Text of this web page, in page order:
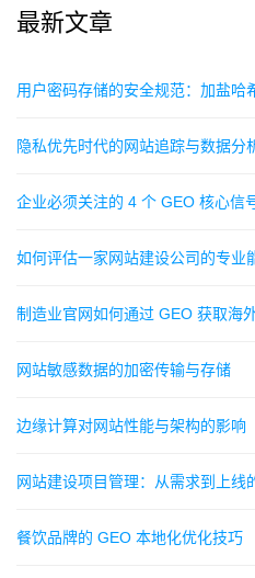
最新文章
用户密码存储的安全规范：加盐哈
隐私优先时代的网站追踪与数据分
企业必须关注的 4 个 GEO 核心信
如何评估一家网站建设公司的专业
制造业官网如何通过 GEO 获取海
网站敏感数据的加密传输与存储
边缘计算对网站性能与架构的影响
网站建设项目管理：从需求到上线
餐饮品牌的 GEO 本地化优化技巧